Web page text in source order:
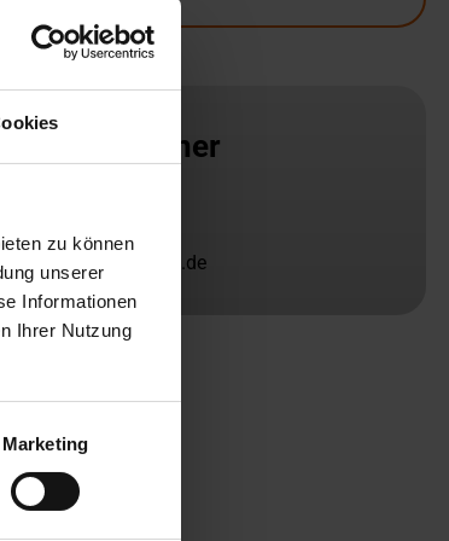
zu können
unserer
Informationen
Ihrer Nutzung
Marketing
203 3781-155
duisburg.de